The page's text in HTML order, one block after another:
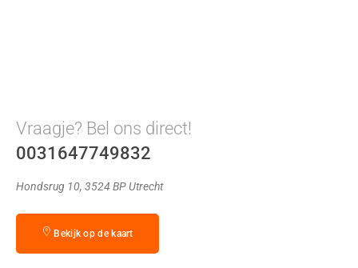
Vraagje? Bel ons direct!
0031647749832
Hondsrug 10, 3524 BP Utrecht
Bekijk op de kaart